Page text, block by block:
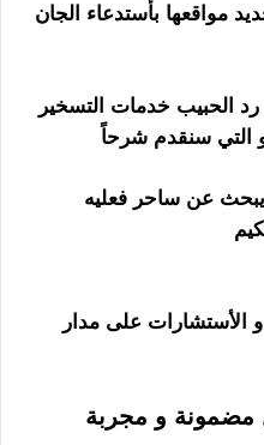
مواقعها بأستدعاء الجان
رد الحبيب خدمات التسخير
التي سنقدم شرحاً
عن ساحر فعليه
و الأستشارات على مدار
و مجربة